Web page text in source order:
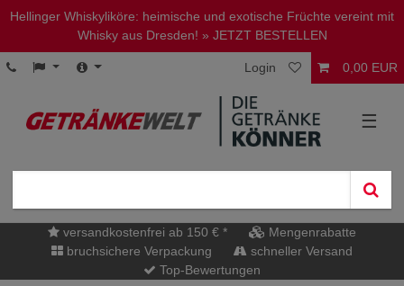
Hellinger Whiskyliköre: heimische und exotische Früchte vereint mit
Whisky aus Dresden! » JETZT BESTELLEN
Login 0,00 EUR
☰
versandkostenfrei ab 150 € *
Mengenrabatte
bruchsichere Verpackung
schneller Versand
Top-Bewertungen